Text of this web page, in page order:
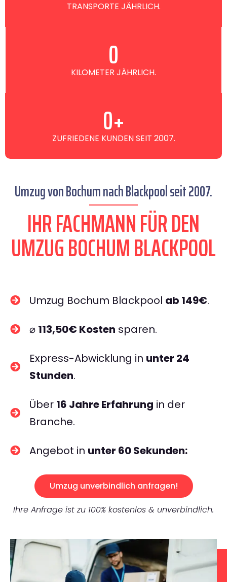
TRANSPORTE JÄHRLICH.
KILOMETER JÄHRLICH.
0
ZUFRIEDENE KUNDEN SEIT 2007.
0+
Umzug von Bochum nach Blackpool seit 2007.
IHR FACHMANN FÜR DEN
UMZUG BOCHUM BLACKPOOL
Umzug Bochum Blackpool ab 149€.
⌀ 113,50€ Kosten sparen.
Express-Abwicklung in unter 24
Stunden.
Über 16 Jahre Erfahrung in der
Branche.
Angebot in unter 60 Sekunden:
Umzug unverbindlich anfragen!
Ihre Anfrage ist zu 100% kostenlos & unverbindlich.